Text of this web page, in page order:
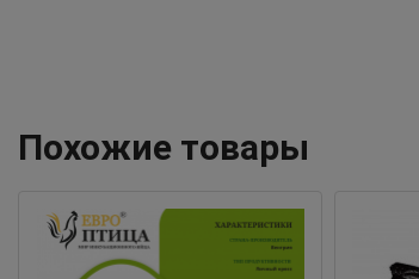
Похожие товары